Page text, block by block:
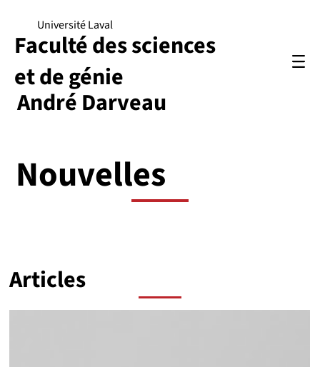
André Darveau
Université Laval
Faculté des sciences
et de génie
Nouvelles
Articles